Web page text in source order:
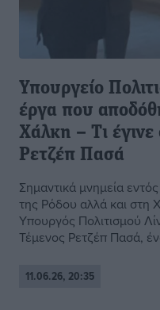
Υπουργείο
έργα που
Χάλκη – Τι
Ρετζέπ Πασά
Σημαντικά μνημεία
της Ρόδου αλλά και στη
Υπουργός Πολιτισμού
Τέμενος Ρετζέπ Πασά,
11.06.26, 20:35